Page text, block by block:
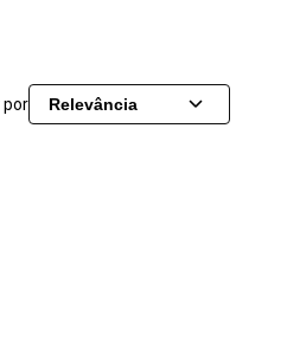
por Relevância